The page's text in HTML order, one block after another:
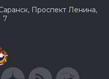
Проспект Ленина,
7